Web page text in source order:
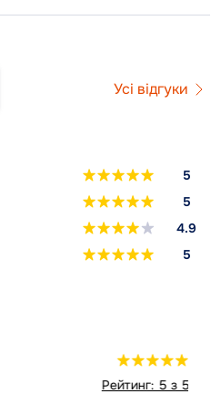
Усі відгуки
5
5
4.9
5
Рейтинг: 5 з 5